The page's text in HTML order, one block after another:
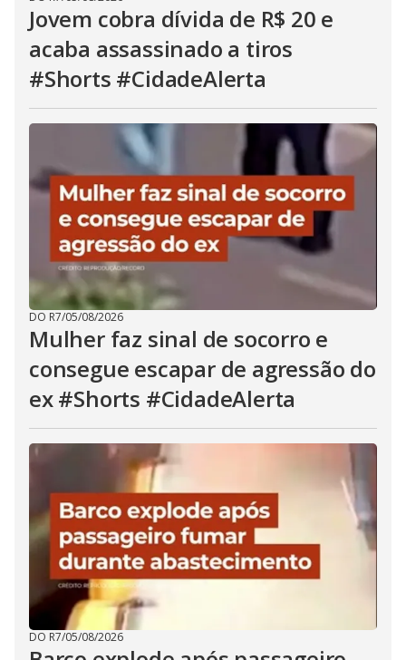
Jovem cobra dívida de R$ 20 e
acaba assassinado a tiros
#Shorts #CidadeAlerta
DO R7/05/08/2026
Mulher faz sinal de socorro e
consegue escapar de agressão do
ex #Shorts #CidadeAlerta
DO R7/05/08/2026